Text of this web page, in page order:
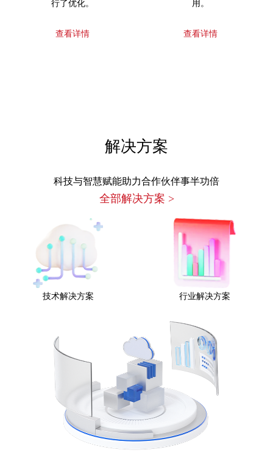
行了优化。
查看详情
用。
查看详情
解决方案
科技与智慧赋能助力合作伙伴事半功倍
全部解决方案 >
技术解决方案 行业解决方案